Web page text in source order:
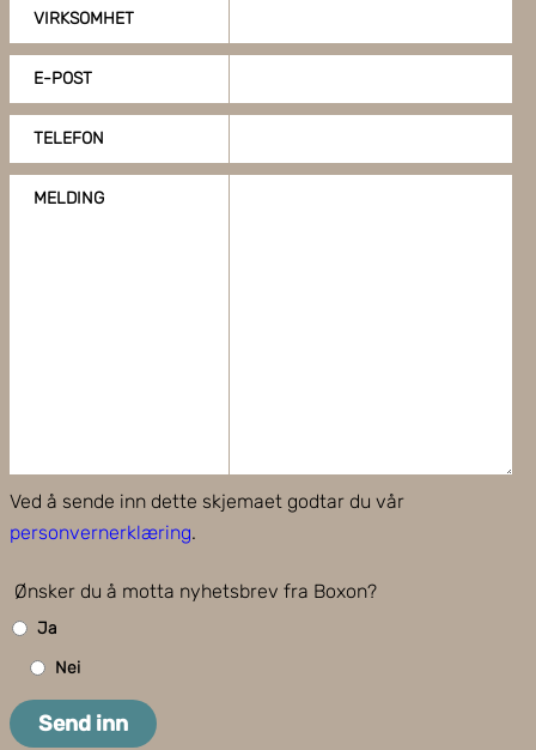
VIRKSOMHET
E-POST
TELEFON
MELDING
Ved å sende inn dette skjemaet godtar du vår
personvernerklæring.
Ønsker du å motta nyhetsbrev fra Boxon?
Ja
Nei
Send inn